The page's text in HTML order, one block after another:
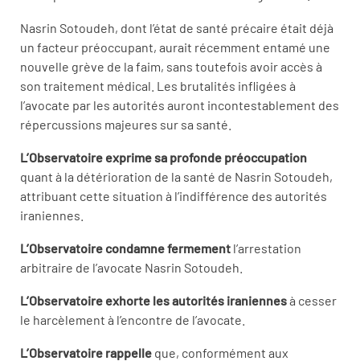
Nasrin Sotoudeh, dont l’état de santé précaire était déjà
un facteur préoccupant, aurait récemment entamé une
nouvelle grève de la faim, sans toutefois avoir accès à
son traitement médical. Les brutalités infligées à
l’avocate par les autorités auront incontestablement des
répercussions majeures sur sa santé.
L’Observatoire exprime sa profonde préoccupation
quant à la détérioration de la santé de Nasrin Sotoudeh,
attribuant cette situation à l’indifférence des autorités
iraniennes.
L’Observatoire condamne fermement l’arrestation
arbitraire de l’avocate Nasrin Sotoudeh.
L’Observatoire exhorte les autorités iraniennesà cesser
le harcèlement à l’encontre de l’avocate.
L’Observatoire rappelle que, conformément aux